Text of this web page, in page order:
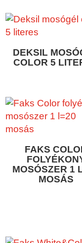
DEKSIL
COLOR 5
FAKS
MOSÓSZER 1
MOSÁS